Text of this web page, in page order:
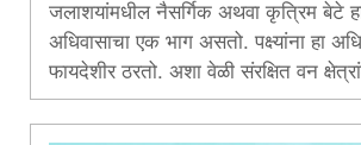
जलाशयांमधील नैसर्गिक अथवा कृत्रिम बेटे
अधिवासाचा एक भाग असतो. पक्ष्यांना हा
फायदेशीर ठरतो. अशा वेळी संरक्षित वन
निर्माण करण्यासाठी खास करून पक्ष्यांच्या
बांधणी करण्यासाठी काय करावे, हे विशद